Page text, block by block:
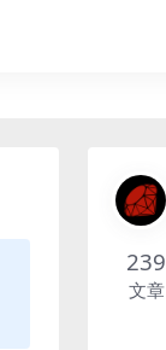
239
文章